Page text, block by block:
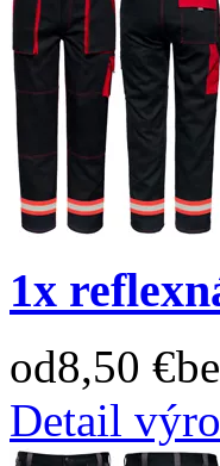
1x
od8,50 €
Detail